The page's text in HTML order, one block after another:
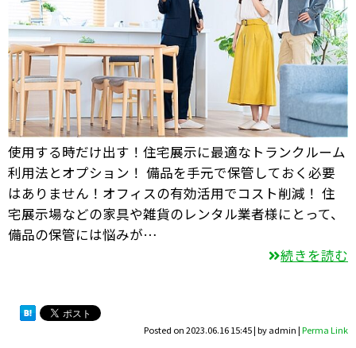
使用する時だけ出す！住宅展示に最適なトランクルーム
利用法とオプション！ 備品を手元で保管しておく必要
はありません！オフィスの有効活用でコスト削減！ 住
宅展示場などの家具や雑貨のレンタル業者様にとって、
備品の保管には悩みが…
続きを読む
Posted on2023.06.16 15:45|byadmin|Perma Link